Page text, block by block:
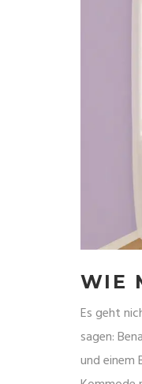
WIE
Es geht
sagen:
und einem